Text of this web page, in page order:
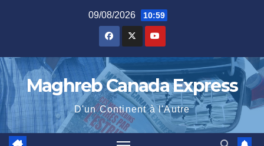
09/08/2026 10:59
Maghreb Canada Express
D'un Continent à l'Autre